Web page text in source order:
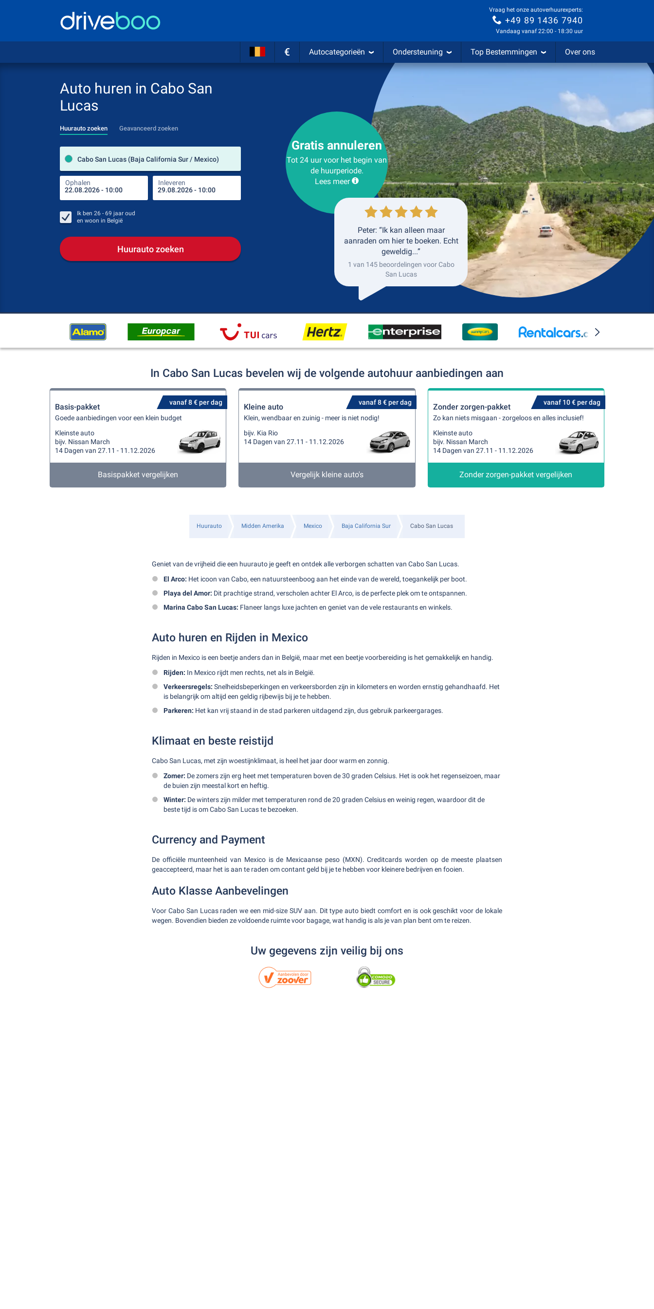
Vraag het onze autoverhuurexperts:
+49 89 1436 7940
Vandaag vanaf 22:00 - 18:30 uur
€ Autocategorieën Ondersteuning Top Bestemmingen Over ons
Auto huren in Cabo San
Lucas
Huurauto zoeken Geavanceerd zoeken
Cabo San Lucas (Baja California Sur / Mexico)
Ophalen Inleveren
Verhuurlocatie
Plaats voor teruggave
Inleveren
Ik ben 26 - 69 jaar oud
en woon in België
Huurauto zoeken
Gratis annuleren
Tot 24 uur voor het begin van
de huurperiode.
Lees meer
Peter: “Ik kan alleen maar
aanraden om hier te boeken. Echt
geweldig...”
1 van 145 beoordelingen voor Cabo
San Lucas
In Cabo San Lucas bevelen wij de volgende autohuur aanbiedingen aan
vanaf 8 € per dag
Basis-pakket
Goede aanbiedingen voor een klein budget
Kleinste auto
bijv. Nissan March
14 Dagen van 27.11 - 11.12.2026
Basispakket vergelijken
vanaf 8 € per dag
Kleine auto
Klein, wendbaar en zuinig - meer is niet nodig!
bijv. Kia Rio
14 Dagen van 27.11 - 11.12.2026
Vergelijk kleine auto's
vanaf 10 € per dag
Zonder zorgen-pakket
Zo kan niets misgaan - zorgeloos en alles inclusief!
Kleinste auto
bijv. Nissan March
14 Dagen van 27.11 - 11.12.2026
Zonder zorgen-pakket vergelijken
Huurauto Midden Amerika Mexico Baja California Sur Cabo San Lucas
Geniet van de vrijheid die een huurauto je geeft en ontdek alle verborgen schatten van Cabo San Lucas.
El Arco: Het icoon van Cabo, een natuursteenboog aan het einde van de wereld, toegankelijk per boot.
Playa del Amor: Dit prachtige strand, verscholen achter El Arco, is de perfecte plek om te ontspannen.
Marina Cabo San Lucas: Flaneer langs luxe jachten en geniet van de vele restaurants en winkels.
Auto huren en Rijden in Mexico
Rijden in Mexico is een beetje anders dan in België, maar met een beetje voorbereiding is het gemakkelijk en handig.
Rijden: In Mexico rijdt men rechts, net als in België.
Verkeersregels: Snelheidsbeperkingen en verkeersborden zijn in kilometers en worden ernstig gehandhaafd. Het
is belangrijk om altijd een geldig rijbewijs bij je te hebben.
Parkeren: Het kan vrij staand in de stad parkeren uitdagend zijn, dus gebruik parkeergarages.
Klimaat en beste reistijd
Cabo San Lucas, met zijn woestijnklimaat, is heel het jaar door warm en zonnig.
Zomer: De zomers zijn erg heet met temperaturen boven de 30 graden Celsius. Het is ook het regenseizoen, maar
de buien zijn meestal kort en heftig.
Winter: De winters zijn milder met temperaturen rond de 20 graden Celsius en weinig regen, waardoor dit de
beste tijd is om Cabo San Lucas te bezoeken.
Currency and Payment
De officiële munteenheid van Mexico is de Mexicaanse peso (MXN). Creditcards worden op de meeste plaatsen
geaccepteerd, maar het is aan te raden om contant geld bij je te hebben voor kleinere bedrijven en fooien.
Auto Klasse Aanbevelingen
Voor Cabo San Lucas raden we een mid-size SUV aan. Dit type auto biedt comfort en is ook geschikt voor de lokale
wegen. Bovendien bieden ze voldoende ruimte voor bagage, wat handig is als je van plan bent om te reizen.
Uw gegevens zijn veilig bij ons